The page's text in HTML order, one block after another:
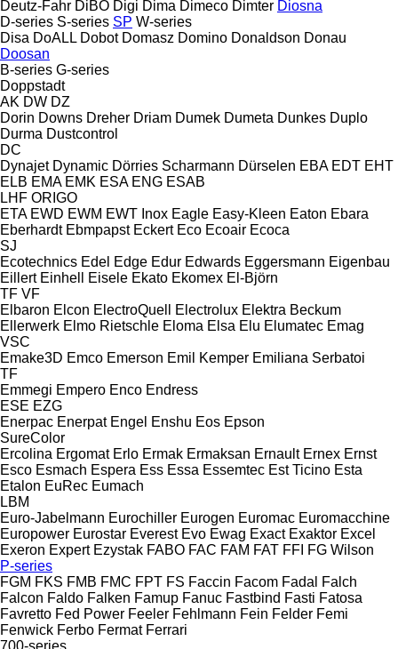
Deutz-Fahr DiBO Digi Dima Dimeco Dimter Diosna
D-series S-series SP W-series
Disa DoALL Dobot Domasz Domino Donaldson Donau
Doosan
B-series G-series
Doppstadt
AK DW DZ
Dorin Downs Dreher Driam Dumek Dumeta Dunkes Duplo
Durma Dustcontrol
DC
Dynajet Dynamic Dörries Scharmann Dürselen EBA EDT EHT
ELB EMA EMK ESA ENG ESAB
LHF ORIGO
ETA EWD EWM EWT Inox Eagle Easy-Kleen Eaton Ebara
Eberhardt Ebmpapst Eckert Eco Ecoair Ecoca
SJ
Ecotechnics Edel Edge Edur Edwards Eggersmann Eigenbau
Eillert Einhell Eisele Ekato Ekomex El-Björn
TF VF
Elbaron Elcon ElectroQuell Electrolux Elektra Beckum
Ellerwerk Elmo Rietschle Eloma Elsa Elu Elumatec Emag
VSC
Emake3D Emco Emerson Emil Kemper Emiliana Serbatoi
TF
Emmegi Empero Enco Endress
ESE EZG
Enerpac Enerpat Engel Enshu Eos Epson
SureColor
Ercolina Ergomat Erlo Ermak Ermaksan Ernault Ernex Ernst
Esco Esmach Espera Ess Essa Essemtec Est Ticino Esta
Etalon EuRec Eumach
LBM
Euro-Jabelmann Eurochiller Eurogen Euromac Euromacchine
Europower Eurostar Everest Evo Ewag Exact Exaktor Excel
Exeron Expert Ezystak FABO FAC FAM FAT FFI FG Wilson
P-series
FGM FKS FMB FMC FPT FS Faccin Facom Fadal
Falch
Falcon Faldo Falken Famup Fanuc Fastbind Fasti Fatosa
Favretto Fed Power Feeler Fehlmann Fein Felder Femi
Fenwick Ferbo Fermat Ferrari
700-series